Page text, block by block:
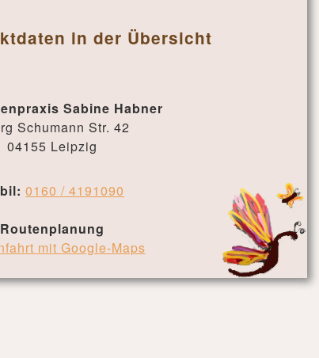
in der Übersicht
Sabine Habner
Schumann Str. 42
04155 Leipzig
0160 / 4191090
Routenplanung
mit Google-Maps